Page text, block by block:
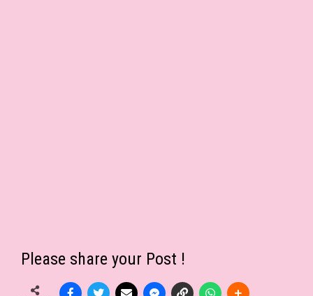
Please share your Post !